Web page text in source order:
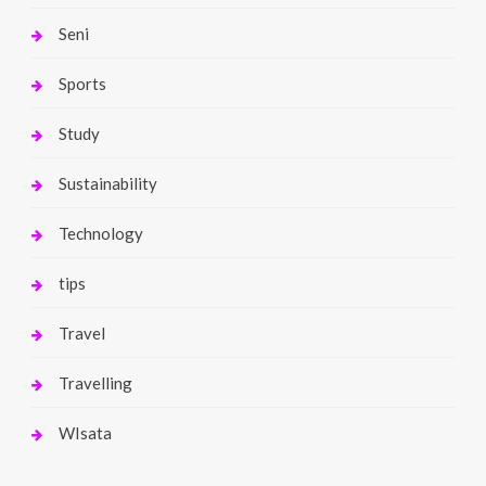
Seni
Sports
Study
Sustainability
Technology
tips
Travel
Travelling
WIsata